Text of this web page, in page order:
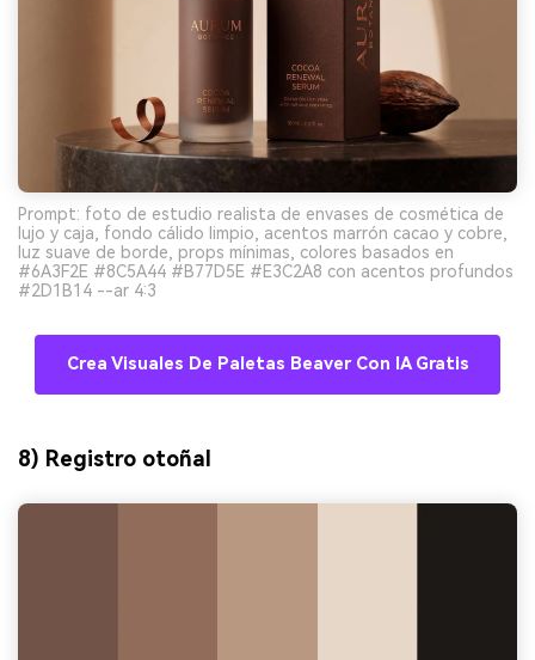
Prompt: foto de estudio realista de envases de cosmética de
lujo y caja, fondo cálido limpio, acentos marrón cacao y cobre,
luz suave de borde, props mínimas, colores basados en
#6A3F2E #8C5A44 #B77D5E #E3C2A8 con acentos profundos
#2D1B14 --ar 4:3
Crea Visuales De Paletas Beaver Con IA Gratis
8) Registro otoñal